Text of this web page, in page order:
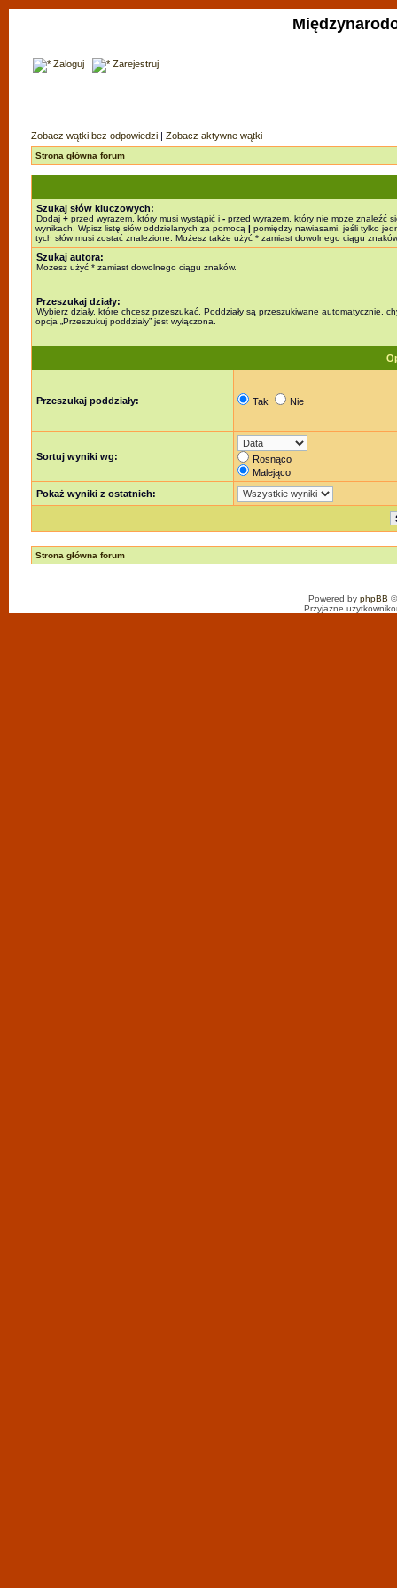
Zaloguj Zarejestruj
Zobacz wątki bez odpowiedzi | Zobacz aktywne wątki
Strona główna forum
Szukaj słów kluczowych:
Dodaj + przed wyrazem, który musi wystąpić i - przed wyrazem, który nie może znaleźć
wynikach. Wpisz listę słów oddzielanych za pomocą | pomiędzy nawiasami, jeśli tylko
tych słów musi zostać znalezione. Możesz także użyć * zamiast dowolnego ciągu
Szukaj autora:
Możesz użyć * zamiast dowolnego ciągu znaków.
Przeszukaj działy:
Wybierz działy, które chcesz przeszukać. Poddziały są przeszukiwane automatycznie,
opcja „Przeszukuj poddziały” jest wyłączona.
Przeszukaj poddziały: Tak Nie
Sortuj wyniki wg:
Rosnąco
Malejąco
Pokaż wyniki z ostatnich:
Strona główna forum
Powered by phpBB
Przyjazne